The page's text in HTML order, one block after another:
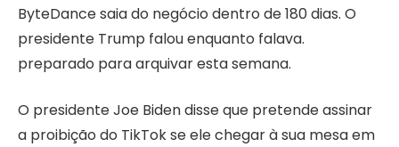
ByteDance saia do negócio dentro de 180 dias. O
presidente Trump falou enquanto falava.
preparado para arquivar esta semana.
O presidente Joe Biden disse que pretende assinar
a proibição do TikTok se ele chegar à sua mesa em